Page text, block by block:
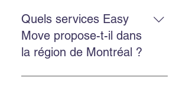
ville de Montréal avec une équipe
ponctuelle, professionnelle et
Quels services Easy
Move propose-t-il dans
la région de Montréal ?
Easy Move propose le